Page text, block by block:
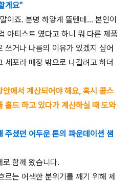
게요"
이죠. 분명 하얗게 뜰텐데... 본인이
아티스트 였다고 하니 뭐 다른 제품
쓰거나 나름의 이유가 있겠지 싶어
세포라 매장 밖으로 나갈려고 하더
에서 계산되어야 해요, 혹시 콜스
홀드 하고 있다가 계산하실 때 도와
주셨던 어두운 톤의 파운데이션 샘
함께 왔습니다.
르는 어색한 분위기를 깨기 위해 제